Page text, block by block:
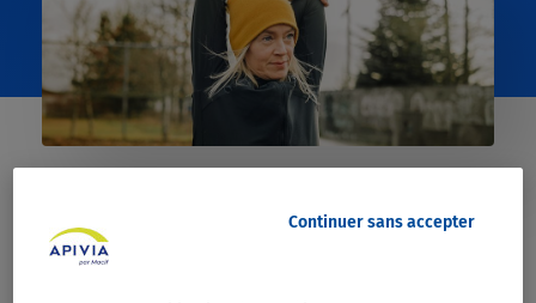
Continuer sans accepter